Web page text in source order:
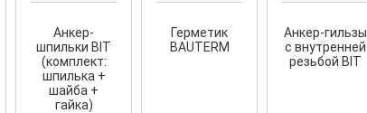
Анкер-
шпильки BIT
(комплект:
шпилька +
шайба +
гайка)
Герметик
BAUTERM
Анкер-гильзы
с внутренней
резьбой BIT